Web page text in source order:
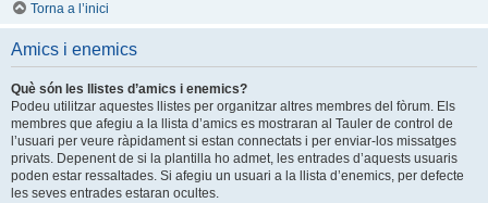
Torna a l’inici
Amics i enemics
Què són les llistes d’amics i enemics?
Podeu utilitzar aquestes llistes per organitzar altres membres del fòrum. Els
membres que afegiu a la llista d’amics es mostraran al Tauler de control de
l’usuari per veure ràpidament si estan connectats i per enviar-los missatges
privats. Depenent de si la plantilla ho admet, les entrades d’aquests usuaris
poden estar ressaltades. Si afegiu un usuari a la llista d’enemics, per defecte
les seves entrades estaran ocultes.